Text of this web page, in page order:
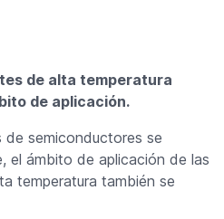
de alta temperatura
de aplicación.
de semiconductores se
el ámbito de aplicación de las
temperatura también se